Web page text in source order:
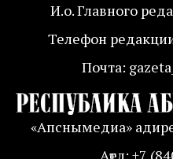
И.о. Главного
Телефон
Почта:
«Апснымедиа»